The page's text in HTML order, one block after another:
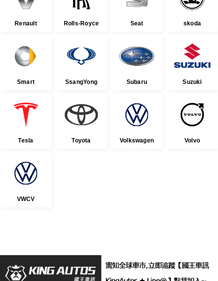
Renault Rolls-Royce Seat skoda
Smart SsangYong Subaru Suzuki
Tesla Toyota Volkswagen Volvo
VWCV